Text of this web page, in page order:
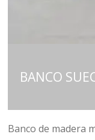
BANCO
Banco de madera